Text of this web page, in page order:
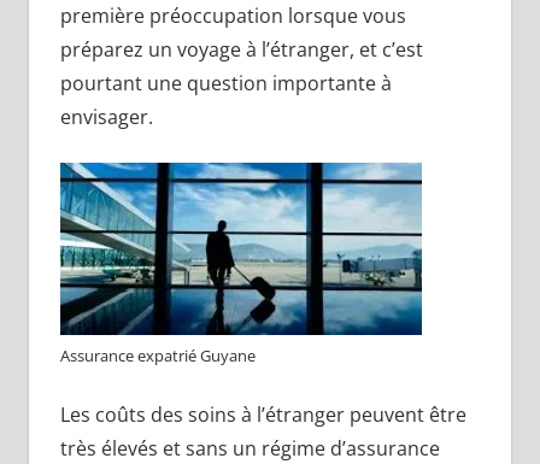
première préoccupation lorsque vous
préparez un voyage à l’étranger, et c’est
pourtant une question importante à
envisager.
Assurance expatrié Guyane
Les coûts des soins à l’étranger peuvent être
très élevés et sans un régime d’assurance